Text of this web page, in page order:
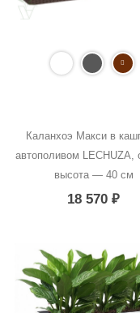
Каланхоэ Макси в
автополивом LECHUZA,
высота — 40 см
18 570₽